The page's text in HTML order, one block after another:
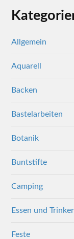
Allgemein
Aquarell
Backen
Bastelarbeiten
Botanik
Buntstifte
Camping
Essen und
Feste